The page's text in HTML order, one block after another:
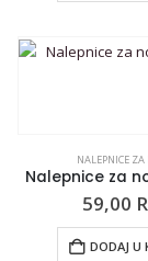
NALEPNICE ZA
Nalepnice za
59,00
DODAJ U